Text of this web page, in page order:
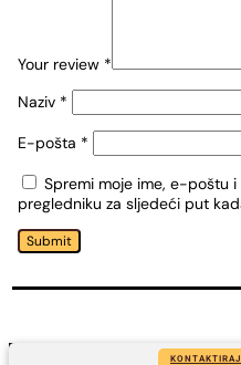
Your review *
Naziv *
E-pošta *
Spremi moje ime, e-poštu
pregledniku za sljedeći put
Submit